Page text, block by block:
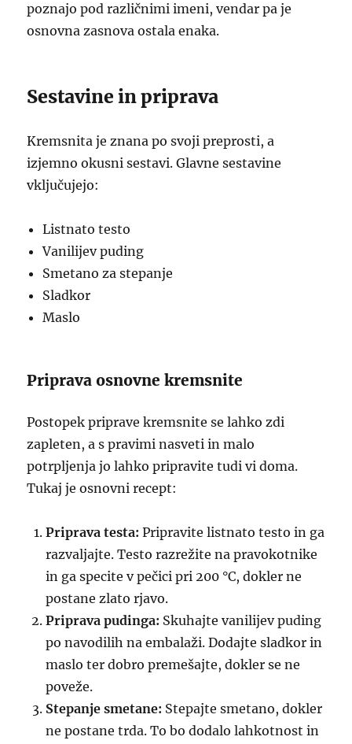
poznajo pod različnimi imeni, vendar pa je
osnovna zasnova ostala enaka.
Sestavine in priprava
Kremsnita je znana po svoji preprosti, a
izjemno okusni sestavi. Glavne sestavine
vključujejo:
Listnato testo
Vanilijev puding
Smetano za stepanje
Sladkor
Maslo
Priprava osnovne kremsnite
Postopek priprave kremsnite se lahko zdi
zapleten, a s pravimi nasveti in malo
potrpljenja jo lahko pripravite tudi vi doma.
Tukaj je osnovni recept:
Priprava testa: Pripravite listnato testo in ga
razvaljajte. Testo razrežite na pravokotnike
in ga specite v pečici pri 200 °C, dokler ne
postane zlato rjavo.
Priprava pudinga: Skuhajte vanilijev puding
po navodilih na embalaži. Dodajte sladkor in
maslo ter dobro premešajte, dokler se ne
poveže.
Stepanje smetane: Stepajte smetano, dokler
ne postane trda. To bo dodalo lahkotnost in